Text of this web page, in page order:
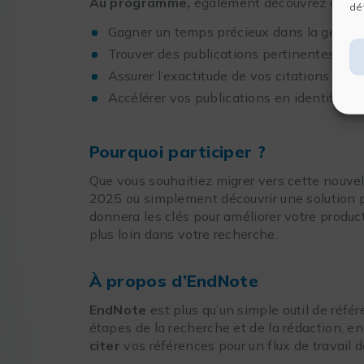
Gagner un temps précieux dans la
Trouver des publications pertinentes
Assurer l’exactitude de vos citations
Accélérer vos publications en identifiant
Pourquoi participer ?
Que vous souhaitiez migrer vers cette
2025 ou simplement découvrir une solution
donnera les clés pour améliorer votre
plus loin dans votre recherche.
À propos d’EndNote
EndNote est plus qu’un simple outil de
étapes de la recherche et de la rédaction,
citer vos références pour un flux de travail